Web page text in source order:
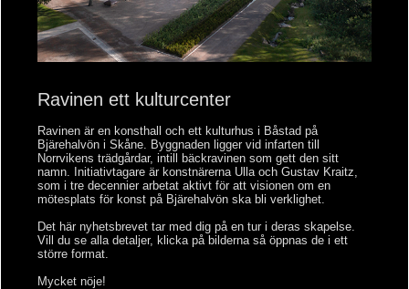
Ravinen ett kulturcenter
Ravinen är en konsthall och ett kulturhus i Båstad på
Bjärehalvön i Skåne. Byggnaden ligger vid infarten till
Norrvikens trädgårdar, intill bäckravinen som gett den sitt
namn. Initiativtagare är konstnärerna Ulla och Gustav Kraitz,
som i tre decennier arbetat aktivt för att visionen om en
mötesplats för konst på Bjärehalvön ska bli verklighet.
Det här nyhetsbrevet tar med dig på en tur i deras skapelse.
Vill du se alla detaljer, klicka på bilderna så öppnas de i ett
större format.
Mycket nöje!